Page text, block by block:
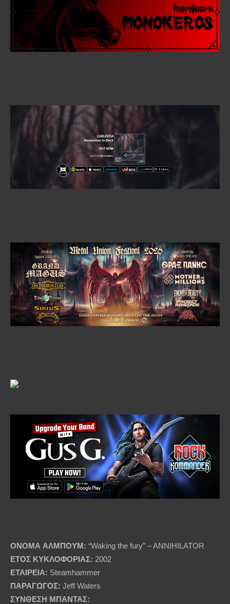
ΟΝΟΜΑ ΑΛΜΠΟΥΜ: “Waking the fury” – ANNIHILATOR
ΕΤΟΣ ΚΥΚΛΟΦΟΡΙΑΣ: 2002
ΕΤΑΙΡΕΙΑ: Steamhammer
ΠΑΡΑΓΩΓΟΣ: Jeff Waters
ΣΥΝΘΕΣΗ ΜΠΑΝΤΑΣ: